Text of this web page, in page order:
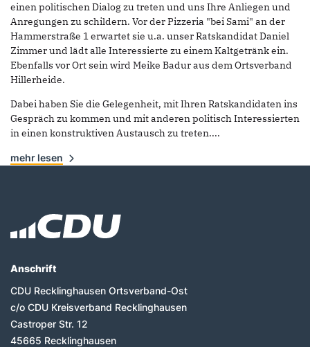
einen politischen Dialog zu treten und uns Ihre Anliegen und
Anregungen zu schildern. Vor der Pizzeria "bei Sami" an der
Hammerstraße 1 erwartet sie u.a. unser Ratskandidat Daniel
Zimmer und lädt alle Interessierte zu einem Kaltgetränk ein.
Ebenfalls vor Ort sein wird Meike Badur aus dem Ortsverband
Hillerheide.
Dabei haben Sie die Gelegenheit, mit Ihren Ratskandidaten ins
Gespräch zu kommen und mit anderen politisch Interessierten
in einen konstruktiven Austausch zu treten....
mehr lesen
Fußbereich
Anschrift
CDU Recklinghausen Ortsverband-Ost
c/o CDU Kreisverband Recklinghausen
Castroper Str. 12
45665 Recklinghausen